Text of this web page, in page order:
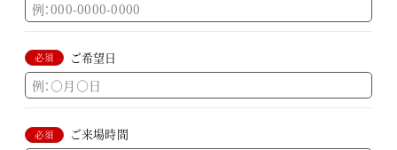
必須 ご希望日
必須 ご来場時間